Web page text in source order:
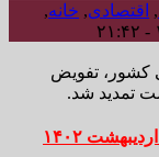
, اقتصادی, خانه,
کشور، تفویض
تمدید شد.
تفویض اختیار بخشودگی جرائم مالیاتی تا پایان اردیبهشت ۱۴۰۲